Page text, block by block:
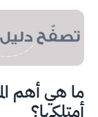
ما هي أهم
أمتلكها؟